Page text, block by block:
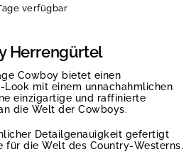
verfügbar
Herrengürtel
Cowboy bietet einen
mit einem unnachahmlichen
einzigartige und raffinierte
die Welt der Cowboys.
Detailgenauigkeit gefertigt
für die Welt des Country-Westerns.